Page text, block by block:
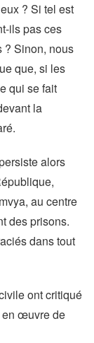
? Si tel est
ils pas ces
? Sinon, nous
que, si les
qui se fait
la
alors
au centre
des prisons.
dans tout
ont critiqué
en œuvre de